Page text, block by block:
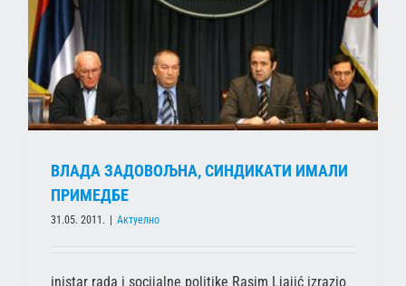
ВЛАДА ЗАДОВОЉНА, СИНДИКАТИ ИМАЛИ
ПРИМЕДБЕ
31.05. 2011. Актуелно
inistar rada i socijalne politike Rasim Ljajić izrazio